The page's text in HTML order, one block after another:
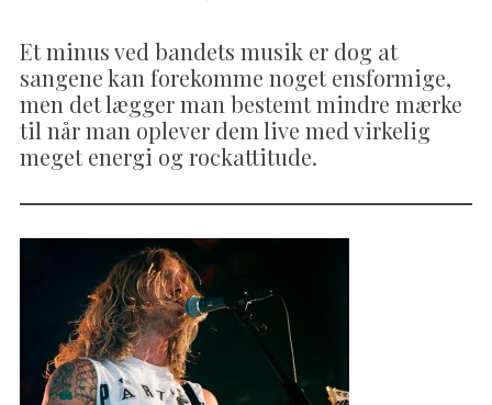
Et minus ved bandets musik er dog at
sangene kan forekomme noget ensformige,
men det lægger man bestemt mindre mærke
til når man oplever dem live med virkelig
meget energi og rockattitude.